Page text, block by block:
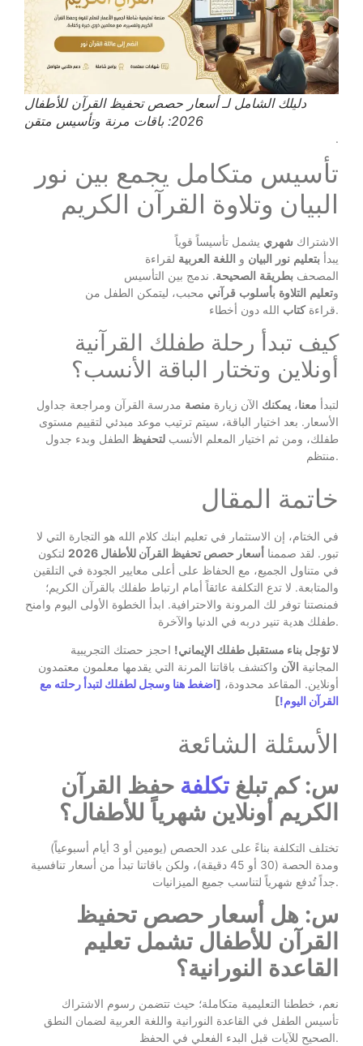
دليلك الشامل لـ أسعار حصص تحفيظ القرآن للأطفال
2026: باقات مرنة وتأسيس متقن
.
البيان وتلاوة القرآن الكريم
الاشتراك شهري يشمل تأسيساً قوياً
يبدأ بتعليم نور البيان و اللغة العربية لقراءة
المصحف بطريقة الصحيحة. ندمج بين التأسيس
وتعليم التلاوة بأسلوب قرآني محبب، ليتمكن الطفل من
قراءةكتاب الله دون أخطاء.
أونلاين وتختار الباقة الأنسب؟
لتبدأ معنا، يمكنك الآن زيارة منصة مدرسة القرآن ومراجعة جداول
الأسعار. بعد اختيار الباقة، سيتم ترتيب موعد مبدئي لتقييم مستوى
طفلك، ومن ثم اختيار المعلم الأنسب لتحفيظ الطفل وبدء جدول
منتظم.
خاتمة المقال
في الختام، إن الاستثمار في تعليم ابنك كلام الله هو التجارة التي لا
تبور. لقد صممنا أسعار حصص تحفيظ القرآن للأطفال 2026
لتكون
في متناول الجميع، مع الحفاظ على أعلى معايير الجودة في التلقين
والمتابعة. لا تدع التكلفة عائقاً أمام ارتباط طفلك بالقرآن الكريم؛
فمنصتنا توفر لك المرونة والاحترافية. ابدأ الخطوة الأولى اليوم وامنح
طفلك هدية تنير دربه في الدنيا والآخرة.
لا تؤجل بناء مستقبل طفلك الإيماني! احجز حصتك التجريبية
المجانية الآن واكتشف باقاتنا المرنة التي يقدمها معلمون معتمدون
أونلاين. المقاعد محدودة، [اضغط هنا وسجل لطفلك لتبدأ رحلته مع
القرآن اليوم!]
الأسئلة الشائعة
س: كم تبلغ تكلفة حفظ القرآن
الكريم أونلاين شهرياً للأطفال؟
ومدة الحصة (30 أو 45 دقيقة)، ولكن باقاتنا تبدأ من أسعار تنافسية
جداً تُدفع شهرياً لتناسب جميع الميزانيات.
س: هل أسعار حصص تحفيظ
القرآن للأطفال تشمل تعليم
القاعدة النورانية؟
تأسيس الطفل في القاعدة النورانية واللغة العربية لضمان النطق
الصحيح للآيات قبل البدء الفعلي في الحفظ.